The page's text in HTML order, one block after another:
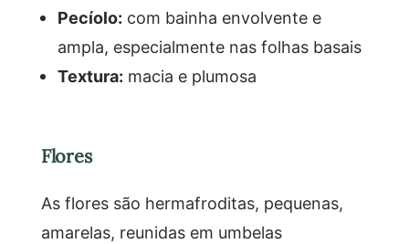
Pecíolo: com bainha envolvente e
ampla, especialmente nas folhas basais
Textura: macia e plumosa
Flores
As flores são hermafroditas, pequenas,
amarelas, reunidas em umbelas